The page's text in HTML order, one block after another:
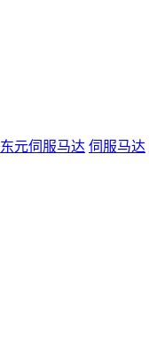
东元伺服马达 伺服马达